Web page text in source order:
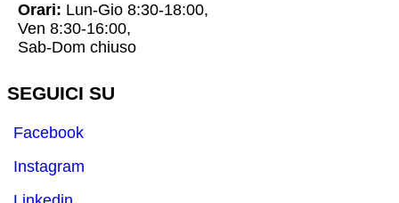
Orari: Lun-Gio 8:30-18:00,
Ven 8:30-16:00,
Sab-Dom chiuso
SEGUICI SU
Facebook
Instagram